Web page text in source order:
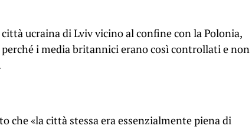
ucraina di Lviv vicino al confine con la Polonia,
i media britannici erano così controllati e non
che «la città stessa era essenzialmente piena di